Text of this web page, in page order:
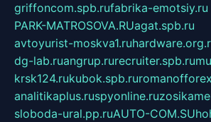
griffoncom.spb.rufabrika-emotsiy.ru
PARK-MATROSOVA.RUagat.spb.ru
avtoyurist-moskva1.ru
dg-lab.ruangrup.rurecruiter.spb.ru
krsk124.rukubok.spb.ru
analitikaplus.ruspyonline.ru
sloboda-ural.pp.ruAUTO-COM.SU